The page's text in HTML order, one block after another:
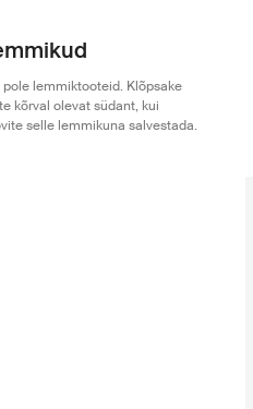
pole lemmiktooteid. Klõpsake
kõrval olevat südant, kui
selle lemmikuna salvestada.